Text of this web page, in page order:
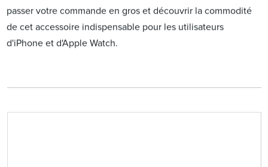
passer votre commande en gros et découvrir la commodité
de cet accessoire indispensable pour les utilisateurs
d'iPhone et d'Apple Watch.